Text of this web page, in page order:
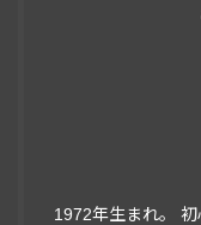
1972年生まれ。